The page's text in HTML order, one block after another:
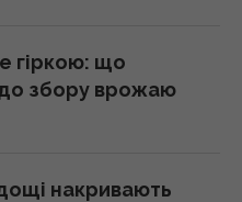
ось що
за кожну
гіркою: що
збору врожаю
накривають